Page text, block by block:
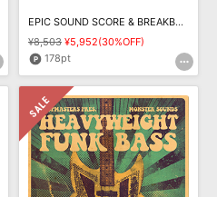
EPIC SOUND SCORE & BREAKBEAT SCIENCE
¥8,503 ¥5,952(30%OFF)
178pt